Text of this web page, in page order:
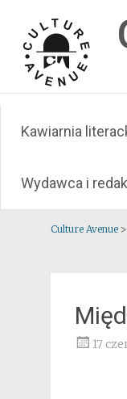
content
Kawiarnia
Wydawca i
Culture Avenue >
17